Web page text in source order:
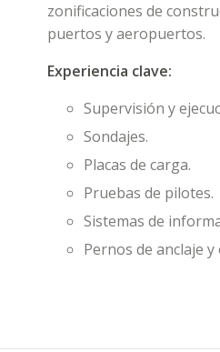
zonificaciones de
puertos y aeropuertos.
Experiencia clave:
Supervisión y
Sondajes.
Placas de carga.
Pruebas de pilotes.
Sistemas de
Pernos de anclaje y